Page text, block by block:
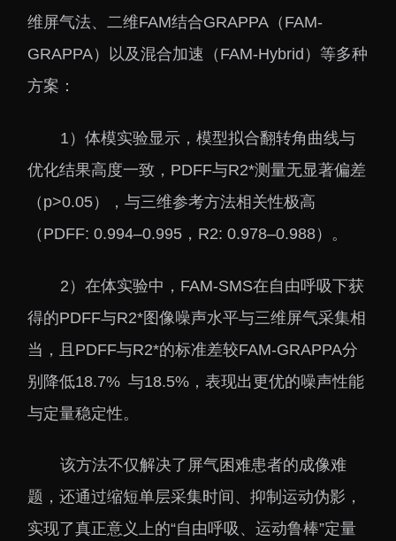
交流动态
国合项目
出国境事务
下载中心
转移转化
控股企业
党建工作
群团工作
树立和践行正确政绩观
我为群众办实事
国家高性能医疗器械创
中心
深港脑科学创新研究院
深圳先进电子材料国际
创新研究院
深圳脑解析与脑模拟重
维屏气法、二维FAM结合GRAPPA（FAM-
GRAPPA）以及混合加速（FAM-Hybrid）等多种
方案：
1）体模实验显示，模型拟合翻转角曲线与
优化结果高度一致，PDFF与R2*测量无显著偏差
（p>0.05），与三维参考方法相关性极高
（PDFF: 0.994–0.995，R2: 0.978–0.988）。
2）在体实验中，FAM-SMS在自由呼吸下获
得的PDFF与R2*图像噪声水平与三维屏气采集相
当，且PDFF与R2*的标准差较FAM-GRAPPA分
别降低18.7% 与18.5%，表现出更优的噪声性能
与定量稳定性。
该方法不仅解决了屏气困难患者的成像难
题，还通过缩短单层采集时间、抑制运动伪影，
实现了真正意义上的“自由呼吸、运动鲁棒”定量